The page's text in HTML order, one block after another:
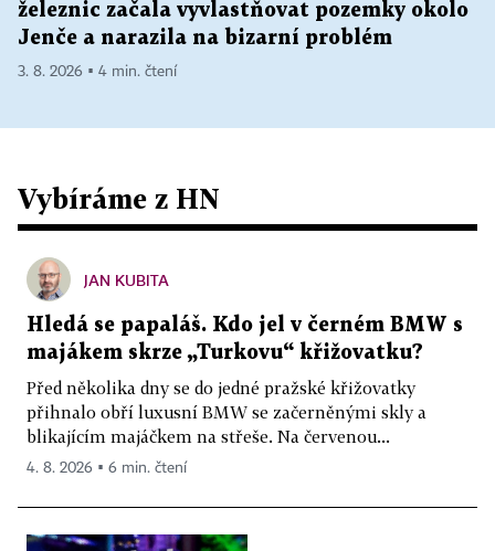
železnic začala vyvlastňovat pozemky okolo
Jenče a narazila na bizarní problém
3. 8. 2026 ▪ 4 min. čtení
Vybíráme z HN
JAN KUBITA
Hledá se papaláš. Kdo jel v černém BMW s
majákem skrze „Turkovu“ křižovatku?
Před několika dny se do jedné pražské křižovatky
přihnalo obří luxusní BMW se začerněnými skly a
blikajícím majáčkem na střeše. Na červenou...
4. 8. 2026 ▪ 6 min. čtení